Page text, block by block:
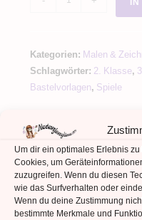
Um dir ein optimales Erlebnis
Cookies, um
zuzugreifen. Wenn du diesen
wie das Surfverhalten oder
Wenn du deine Zustimmung
bestimmte Merkmale und
Würfeln
Fensterbild
Menge
Kategorien: Malen &
Schlagwörter: 2. Klasse,
Bastelvorlagen, Spiele